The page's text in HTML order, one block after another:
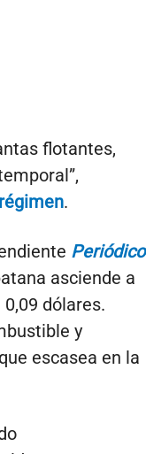
flotantes,
.
Periódico
asciende a
dólares.
y
escasea en la